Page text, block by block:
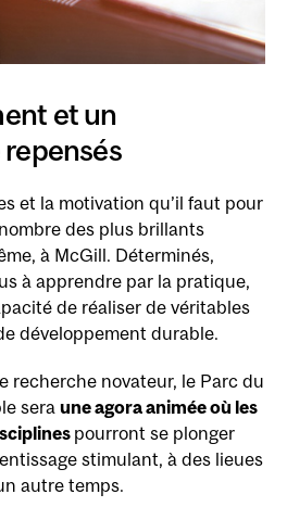
et un
et la motivation qu’il faut pour
des plus brillants
à McGill. Déterminés,
à apprendre par la pratique,
de réaliser de véritables
développement durable.
recherche novateur, le Parc du
sera une agora animée où les
pourront se plonger
stimulant, à des lieues
autre temps.